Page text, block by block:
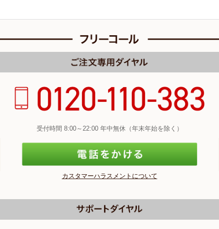
受付時間 8:00～22:00 年中無休（年末年始を除く）
カスタマーハラスメントについて